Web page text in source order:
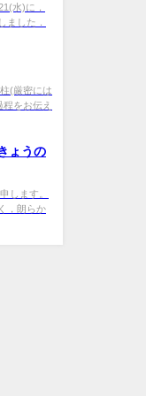
水)に，
ました．
(厳密には
をお伝え
ょうの
します。
，朗らか